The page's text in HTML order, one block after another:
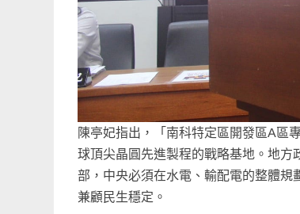
陳亭妃指出，「南科特定區開發區A區
球頂尖晶圓先進製程的戰略基地。地方
部，中央必須在水電、輸配電的整體
兼顧民生穩定。